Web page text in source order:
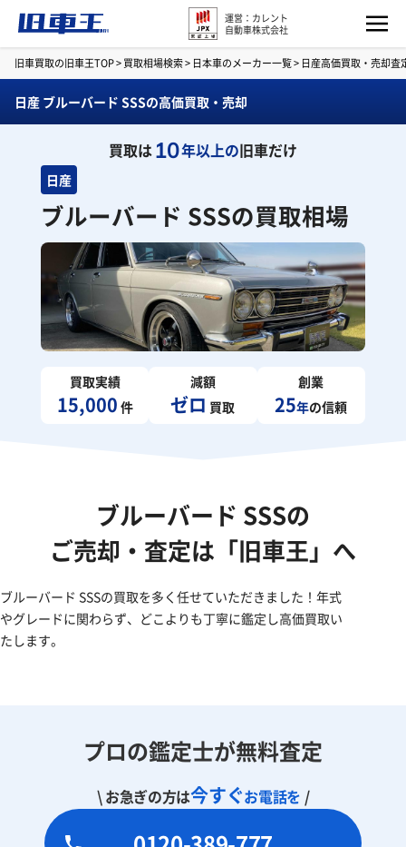
運営：カレント
自動車株式会社
旧車買取の旧車王TOP>買取相場検索> 日本車のメーカー一覧> 日産高価買取・売却査
日産 ブルーバード SSSの高価買取・売却
買取は10年以上の旧車だけ
日産
ブルーバード SSSの買取相場
買取実績
15,000 件
減額
ゼロ 買取
創業
25年の信頼
ブルーバード SSSの
ご売却・査定は「旧車王」へ
ブルーバード SSSの買取を多く任せていただきました！年式
やグレードに関わらず、どこよりも丁寧に鑑定し高価買取い
たします。
プロの鑑定士が無料査定
\ お急ぎの方は今すぐお電話を /